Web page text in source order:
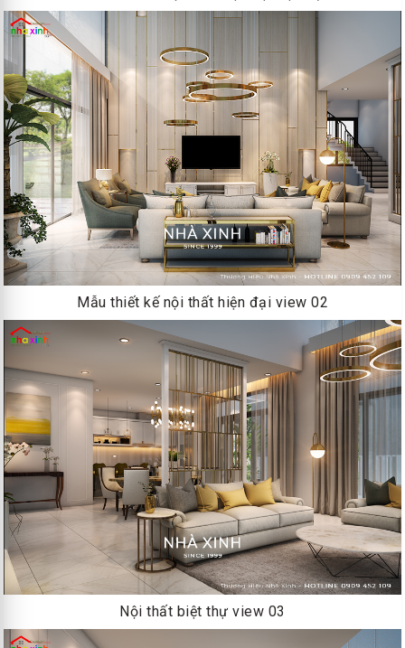
Mẫu thiết kế nội thất hiện đại view 02
Nội thất biệt thự view 03